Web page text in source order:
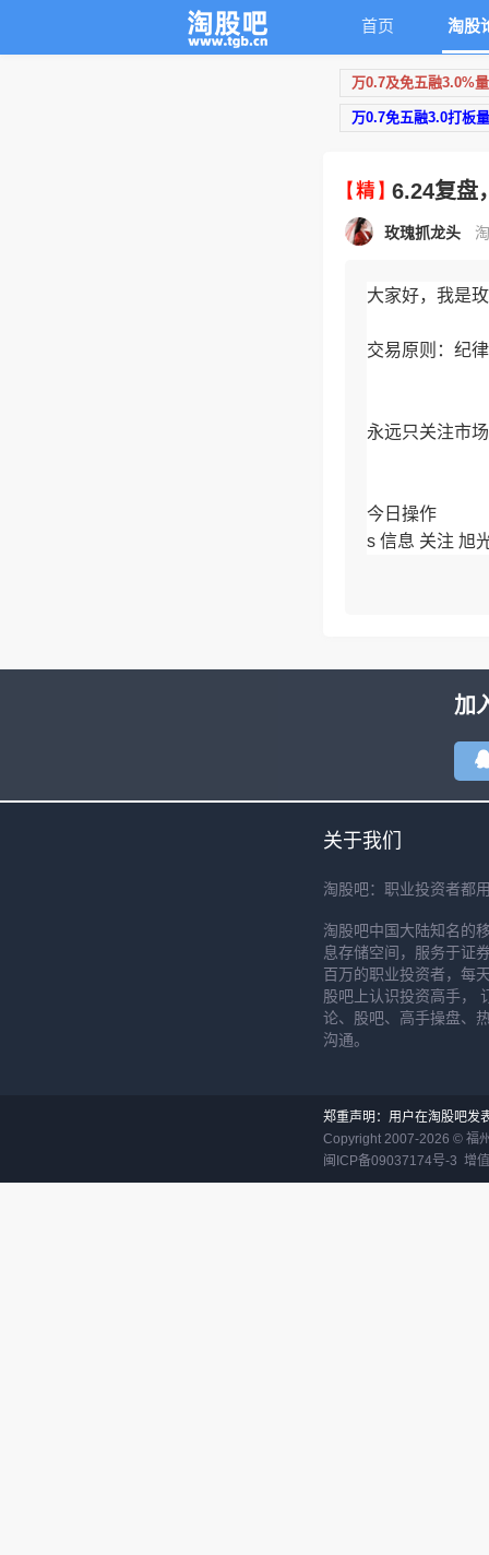
首页 淘股
万0.7及免五融3.0%
万0.7免五融3.0打板
6.24复盘
玫瑰抓龙头
大家好，我是
交易原则：纪
永远只关注市
今日操作
s 信息 关注 旭
加
关于我们
淘股吧：职业投资者都
淘股吧中国大陆知名的
息存储空间，服务于证
百万的职业投资者，每
股吧上认识投资高手，
论、股吧、高手操盘、
沟通。
郑重声明：用户在淘股吧发
Copyright 2007-2026 © 福
闽ICP备09037174号-3 增